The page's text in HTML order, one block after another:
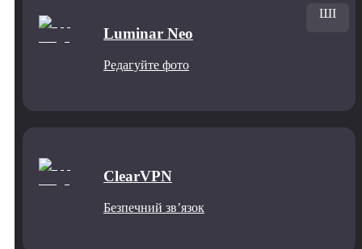
Luminar Neo
Редагуйте фото
ШІ
ClearVPN
Безпечний звʼязок